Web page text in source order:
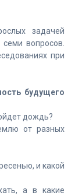
задачей
вопросов.
при
будущего
дождь?
от разных
и какой
а в какие